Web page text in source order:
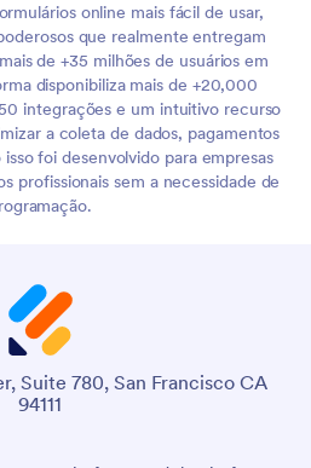
online mais fácil de usar,
que realmente entregam
de +35 milhões de usuários em
disponibiliza mais de +20,000
integrações e um intuitivo recurso
a coleta de dados, pagamentos
foi desenvolvido para empresas
profissionais sem a necessidade de
Suite 780, San Francisco CA
94111